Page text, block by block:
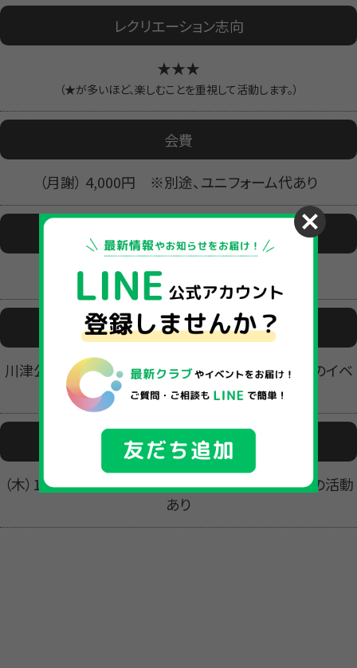
レクリエーション志向
★★★
（★が多いほど、楽しむことを重視して活動します。）
会費
（月謝） 4,000円 ※別途、ユニフォーム代あり
松江市
活動場所
川津公民館、松江市総合体育館ほか ※松江市外のイベ
ント参加あり
活動日時
（木）17:00～18:00 ※イベント参加等、土日・祝日の活動
あり